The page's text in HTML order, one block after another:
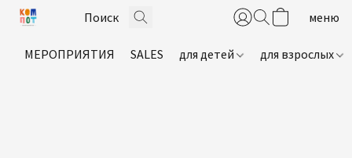
МЕРОПРИЯТИЯ SALES для детей для взрослых